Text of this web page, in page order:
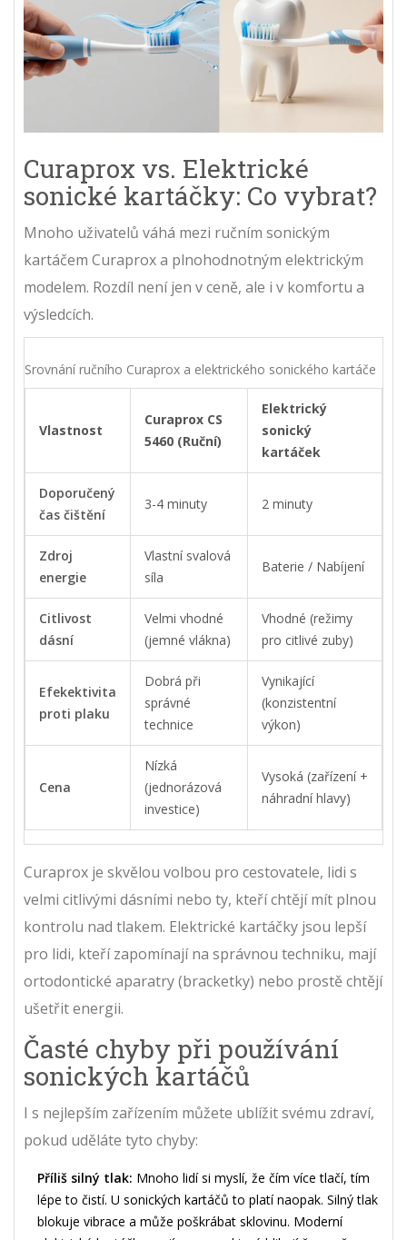
Curaprox vs. Elektrické
sonické kartáčky: Co vybrat?
Mnoho uživatelů váhá mezi ručním sonickým
kartáčem Curaprox a plnohodnotným elektrickým
modelem. Rozdíl není jen v ceně, ale i v komfortu a
výsledcích.
Srovnání ručního Curaprox a elektrického sonického kartáče
Vlastnost
Curaprox CS
5460 (Ruční)
Elektrický
sonický
kartáček
Doporučený
čas čištění
3-4 minuty 2 minuty
Zdroj
energie
Vlastní svalová
síla
Baterie / Nabíjení
Citlivost
dásní
Velmi vhodné
(jemné vlákna)
Vhodné (režimy
pro citlivé zuby)
Efekektivita
proti plaku
Dobrá při
správné
technice
Vynikající
(konzistentní
výkon)
Cena
Nízká
(jednorázová
investice)
Vysoká (zařízení +
náhradní hlavy)
Curaprox je skvělou volbou pro cestovatele, lidi s
velmi citlivými dásními nebo ty, kteří chtějí mít plnou
kontrolu nad tlakem. Elektrické kartáčky jsou lepší
pro lidi, kteří zapomínají na správnou techniku, mají
ortodontické aparatry (bracketky) nebo prostě chtějí
ušetřit energii.
Časté chyby při používání
sonických kartáčů
I s nejlepším zařízením můžete ublížit svému zdraví,
pokud uděláte tyto chyby:
Příliš silný tlak: Mnoho lidí si myslí, že čím více tlačí, tím
lépe to čistí. U sonických kartáčů to platí naopak. Silný tlak
blokuje vibrace a může poškrábat sklovinu. Moderní